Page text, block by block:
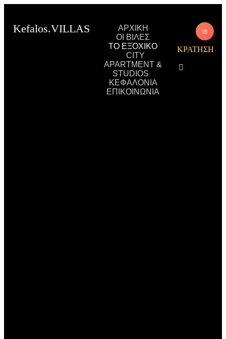
Kefalos.VILLAS
ΑΡΧΙΚΗ
ΟΙ ΒΙΛΕΣ
ΤΟ ΕΞΟΧΙΚΟ
CITY
APARTMENT &
STUDIOS
ΚΕΦΑΛΟΝΙΑ
ΕΠΙΚΟΙΝΩΝΙΑ
ΚΡΑΤΗΣΗ